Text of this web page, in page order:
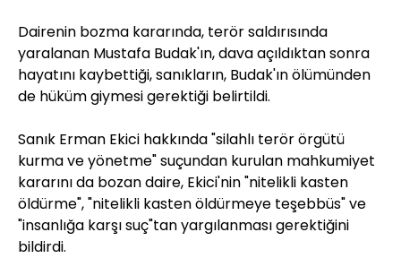
Dairenin bozma kararında, terör saldırısında
yaralanan Mustafa Budak'ın, dava açıldıktan sonra
hayatını kaybettiği, sanıkların, Budak'ın ölümünden
de hüküm giymesi gerektiği belirtildi.
Sanık Erman Ekici hakkında "silahlı terör örgütü
kurma ve yönetme" suçundan kurulan mahkumiyet
kararını da bozan daire, Ekici'nin "nitelikli kasten
öldürme", "nitelikli kasten öldürmeye teşebbüs" ve
"insanlığa karşı suç"tan yargılanması gerektiğini
bildirdi.